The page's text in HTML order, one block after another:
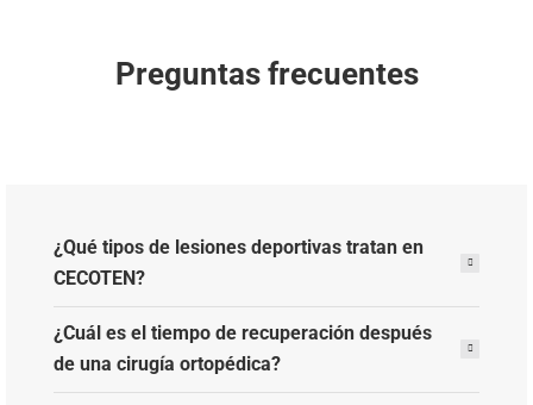
Preguntas frecuentes
¿Qué tipos de lesiones deportivas tratan en
CECOTEN?
¿Cuál es el tiempo de recuperación después
de una cirugía ortopédica?